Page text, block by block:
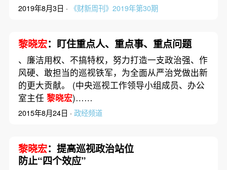
2019年8月3日 · 《财新周刊》2019年第30期
黎晓宏：盯住重点人、重点事、重点问题
、廉洁用权、不搞特权，努力打造一支政治强、作
风硬、敢担当的巡视铁军，为全面从严治党做出新
的更大贡献。 (中央巡视工作领导小组成员、办公
室主任 黎晓宏)……
2015年8月24日 · 政经频道
黎晓宏：提高巡视政治站位
防止“四个效应”